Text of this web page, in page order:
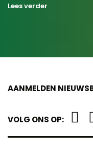
Lees verder
AANMELDEN
VOLG ONS OP: